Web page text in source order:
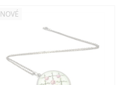
NOVÉ